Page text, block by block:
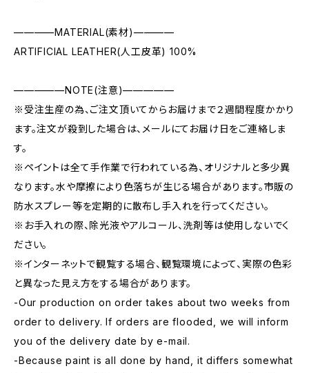
————MATERIAL(素材)————
ARTIFICIAL LEATHER(人工皮革) 100%
—————NOTE(注意)—————
※受注生産の為、ご注文頂いてからお届けまで２週間程度かかり
ます。注文が殺到した場合は、メールにてお届け日をご連絡しま
す。
※ペイントは全て手作業で行われている為、オリジナルと多少異
なります。水や摩擦により色落ちが生じる場合があります。市販の
防水スプレー等を定期的に散布し手入れを行ってください。
※お手入れの際、除光液やアルコール、洗剤等は使用しないでく
ださい。
※インターネットで観覧する場合、観覧環境によって、実際の色彩
と異なった見え方をする場合があります。
-Our production on order takes about two weeks from
order to delivery. If orders are flooded, we will inform
you of the delivery date by e-mail.
-Because paint is all done by hand, it differs somewhat